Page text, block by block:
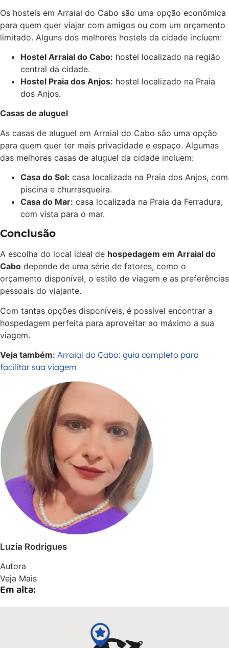
Os hostels em Arraial do Cabo são uma opção econômica
para quem quer viajar com amigos ou com um orçamento
limitado. Alguns dos melhores hostels da cidade incluem:
Hostel Arraial do Cabo: hostel localizado na região
central da cidade.
Hostel Praia dos Anjos: hostel localizado na Praia
dos Anjos.
Casas de aluguel
As casas de aluguel em Arraial do Cabo são uma opção
para quem quer ter mais privacidade e espaço. Algumas
das melhores casas de aluguel da cidade incluem:
Casa do Sol: casa localizada na Praia dos Anjos, com
piscina e churrasqueira.
Casa do Mar: casa localizada na Praia da Ferradura,
com vista para o mar.
Conclusão
A escolha do local ideal de hospedagem em Arraial do
Cabo depende de uma série de fatores, como o
orçamento disponível, o estilo de viagem e as preferências
pessoais do viajante.
Com tantas opções disponíveis, é possível encontrar a
hospedagem perfeita para aproveitar ao máximo a sua
viagem.
Veja também: Arraial do Cabo: guia completo para
facilitar sua viagem
Luzia Rodrigues
Autora
Veja Mais
Em alta: